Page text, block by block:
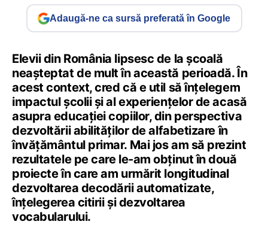
Adaugă-ne ca sursă preferată în Google
Elevii din România lipsesc de la școală
neașteptat de mult în această perioadă. În
acest context, cred că e util să înțelegem
impactul școlii și al experiențelor de acasă
asupra educației copiilor, din perspectiva
dezvoltării abilităților de alfabetizare în
învățământul primar. Mai jos am să prezint
rezultatele pe care le-am obținut în două
proiecte în care am urmărit longitudinal
dezvoltarea decodării automatizate,
înțelegerea citirii și dezvoltarea
vocabularului.